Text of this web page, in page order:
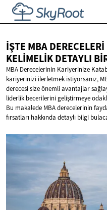
İŞTE MBA
KELIMELIK DETAYLI
MBA Derecelerinin Kariyerinize
kariyerinizi ilerletmek istiyorsanız,
derecesi size önemli avantajlar
liderlik becerilerini geliştirmeye
Bu makalede MBA derecelerinin
fırsatları hakkında detaylı bilgi